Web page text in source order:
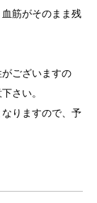
筋がそのまま残
ございますの
さい。
りますので、予